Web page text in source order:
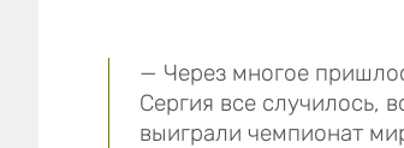
— Через многое
Сергия все случилось,
выиграли чемпионат